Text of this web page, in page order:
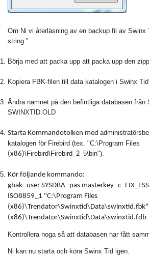
Om Ni vi återläsning av en backup fil av Swinx
string."
Börja med att packa upp att packa upp den
Kopiera FBK-filen till data katalogen i Swinx
Ändra namnet på den befintliga databasen från
SWINXTID.OLD
Starta Kommandotolken med
katalogen för Firebird (tex. "C:\Program Files
(x86)\Firebird\Firebird_2_5\bin").
Kör följande kommando:
gbak -user SYSDBA -pas masterkey -c -
ISO8859_1 "C:\Program Files
(x86)\Trendator\Swinxtid\Data\swinxtid.fbk"
(x86)\Trendator\Swinxtid\Data\swinxtid.fdb
Kontrollera noga så att databasen har fått
Ni kan nu starta och köra Swinx Tid igen.